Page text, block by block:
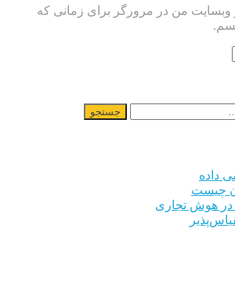
و وبسایت من در مرورگر برای زمانی که
داده
چیست
هوش تجاری